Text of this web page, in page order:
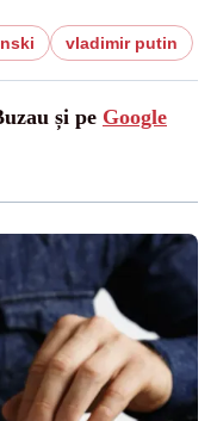
vladimir putin
și pe Google